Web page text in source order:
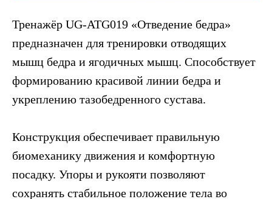
Тренажёр UG-ATG019 «Отведение бедра»
предназначен для тренировки отводящих
мышц бедра и ягодичных мышц. Способствует
формированию красивой линии бедра и
укреплению тазобедренного сустава.
Конструкция обеспечивает правильную
биомеханику движения и комфортную
посадку. Упоры и рукояти позволяют
сохранять стабильное положение тела во